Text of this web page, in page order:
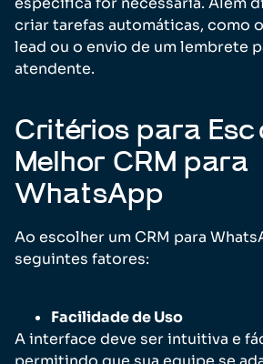
criar tarefas automáticas, como
lead ou o envio de um lembrete
atendente.
Critérios para
Melhor CRM para
WhatsApp
Ao escolher um CRM para
seguintes fatores:
Facilidade de Uso
A interface deve ser intuitiva e